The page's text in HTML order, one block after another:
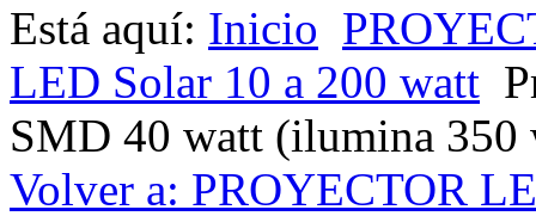
Está aquí: Inicio
LED Solar 10 a 200 watt
SMD 40 watt (ilumina 350
Volver a: PROYECTOR